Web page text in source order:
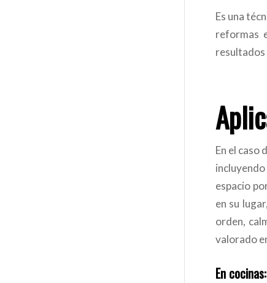
Es una
reformas
resultados
En el caso
espacio
en su
orden,
valorado
En cocinas: